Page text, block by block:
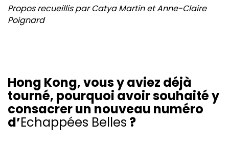
Propos recueillis par Catya Martin et Anne-Claire
Poignard
Hong Kong, vous y aviez déjà
tourné, pourquoi avoir souhaité y
consacrer un nouveau numéro
d’Echappées Belles ?